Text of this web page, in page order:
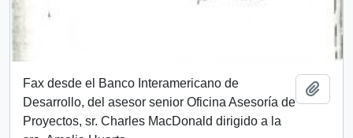
Fax desde el Banco Interamericano de
Desarrollo, del asesor senior Oficina Asesoría de
Proyectos, sr. Charles MacDonald dirigido a la